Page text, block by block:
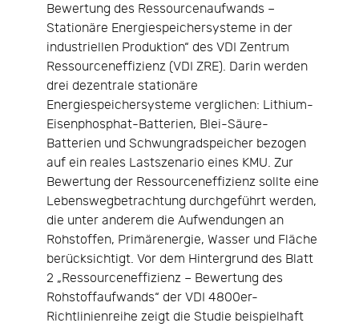
Bewertung des Ressourcenaufwands –
Stationäre Energiespeichersysteme in der
industriellen Produktion“ des VDI Zentrum
Ressourceneffizienz (VDI ZRE). Darin werden
drei dezentrale stationäre
Energiespeichersysteme verglichen: Lithium-
Eisenphosphat-Batterien, Blei-Säure-
Batterien und Schwungradspeicher bezogen
auf ein reales Lastszenario eines KMU. Zur
Bewertung der Ressourceneffizienz sollte eine
Lebenswegbetrachtung durchgeführt werden,
die unter anderem die Aufwendungen an
Rohstoffen, Primärenergie, Wasser und Fläche
berücksichtigt. Vor dem Hintergrund des Blatt
2 „Ressourceneffizienz – Bewertung des
Rohstoffaufwands“ der VDI 4800er-
Richtlinienreihe zeigt die Studie beispielhaft